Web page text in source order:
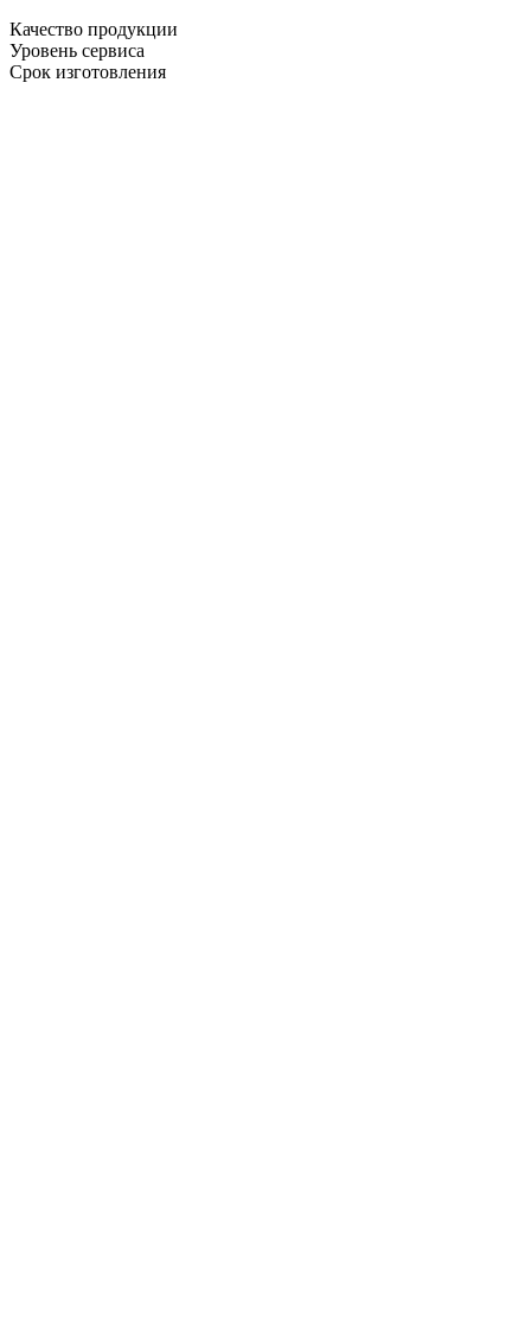
Качество продукции
Уровень сервиса
Срок изготовления